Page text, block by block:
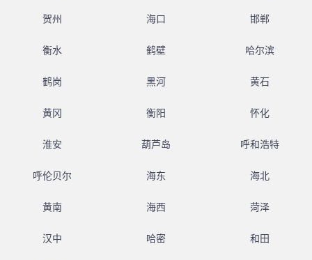
贺州 海口 邯郸
衡水 鹤壁 哈尔滨
鹤岗 黑河 黄石
黄冈 衡阳 怀化
淮安 葫芦岛 呼和浩特
呼伦贝尔 海东 海北
黄南 海西 菏泽
汉中 哈密 和田